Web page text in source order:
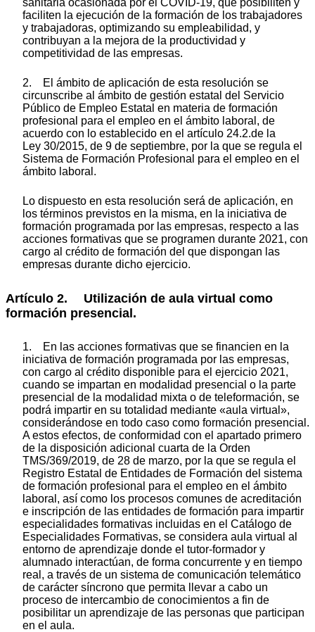
faciliten la ejecución de la formación de los trabajadores
y trabajadoras, optimizando su empleabilidad, y
contribuyan a la mejora de la productividad y
competitividad de las empresas.
2. El ámbito de aplicación de esta resolución se
circunscribe al ámbito de gestión estatal del Servicio
Público de Empleo Estatal en materia de formación
profesional para el empleo en el ámbito laboral, de
acuerdo con lo establecido en el artículo 24.2.de la
Ley 30/2015, de 9 de septiembre, por la que se regula el
Sistema de Formación Profesional para el empleo en el
ámbito laboral.
Lo dispuesto en esta resolución será de aplicación, en
los términos previstos en la misma, en la iniciativa de
formación programada por las empresas, respecto a las
acciones formativas que se programen durante 2021, con
cargo al crédito de formación del que dispongan las
empresas durante dicho ejercicio.
Artículo 2. Utilización de aula virtual como
formación presencial.
1. En las acciones formativas que se financien en la
iniciativa de formación programada por las empresas,
con cargo al crédito disponible para el ejercicio 2021,
cuando se impartan en modalidad presencial o la parte
presencial de la modalidad mixta o de teleformación, se
podrá impartir en su totalidad mediante «aula virtual»,
considerándose en todo caso como formación presencial.
A estos efectos, de conformidad con el apartado primero
de la disposición adicional cuarta de la Orden
TMS/369/2019, de 28 de marzo, por la que se regula el
Registro Estatal de Entidades de Formación del sistema
de formación profesional para el empleo en el ámbito
laboral, así como los procesos comunes de acreditación
e inscripción de las entidades de formación para impartir
especialidades formativas incluidas en el Catálogo de
Especialidades Formativas, se considera aula virtual al
entorno de aprendizaje donde el tutor-formador y
alumnado interactúan, de forma concurrente y en tiempo
real, a través de un sistema de comunicación telemático
de carácter síncrono que permita llevar a cabo un
proceso de intercambio de conocimientos a fin de
posibilitar un aprendizaje de las personas que participan
en el aula.